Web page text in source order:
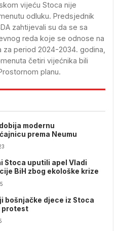
vijeću Stoca nije
odluku. Predsjednik
zahtijevali su da se sa
reda koje se odnose na
za period 2024-2034. godina,
četiri vijećnika bili
planu.
modernu
prema Neumu
Stoca uputili apel Vladi
BiH zbog ekološke krize
bošnjačke djece iz Stoca
protest